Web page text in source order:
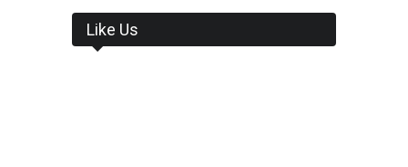
Like Us